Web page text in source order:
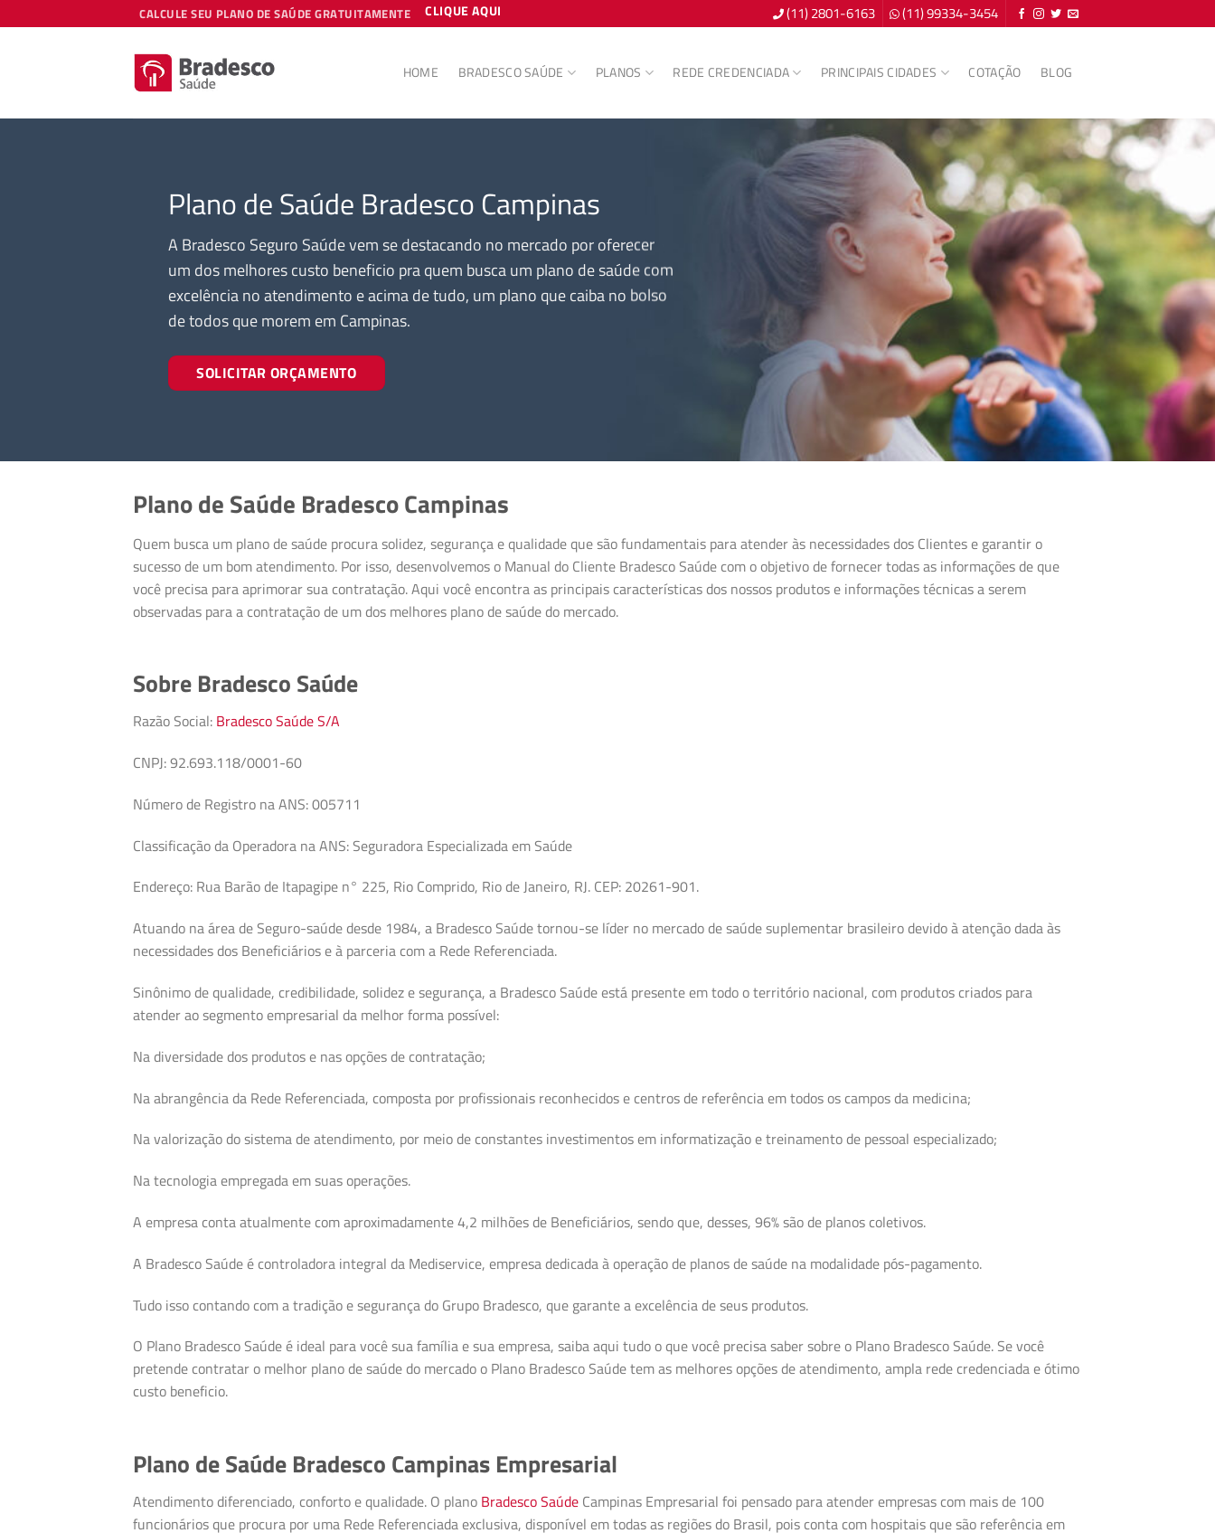
to
CALCULE SEU PLANO DE SAÚDE GRATUITAMENTE CLIQUE AQUI (11) 2801-6163 (11) 99334-3454
HOME BRADESCO SAÚDE PLANOS REDE CREDENCIADA PRINCIPAIS CIDADES COTAÇÃO BLOG
Plano de Saúde Bradesco Campinas
A Bradesco Seguro Saúde vem se destacando no mercado por oferecer
um dos melhores custo beneficio pra quem busca um plano de saúde com
excelência no atendimento e acima de tudo, um plano que caiba no bolso
de todos que morem em Campinas.
SOLICITAR ORÇAMENTO
Plano de Saúde Bradesco Campinas
Quem busca um plano de saúde procura solidez, segurança e qualidade que são fundamentais para atender às necessidades dos Clientes e garantir o
sucesso de um bom atendimento. Por isso, desenvolvemos o Manual do Cliente Bradesco Saúde com o objetivo de fornecer todas as informações de que
você precisa para aprimorar sua contratação. Aqui você encontra as principais características dos nossos produtos e informações técnicas a serem
observadas para a contratação de um dos melhores plano de saúde do mercado.
Sobre Bradesco Saúde
Razão Social: Bradesco Saúde S/A
CNPJ: 92.693.118/0001-60
Número de Registro na ANS: 005711
Classificação da Operadora na ANS: Seguradora Especializada em Saúde
Endereço: Rua Barão de Itapagipe n° 225, Rio Comprido, Rio de Janeiro, RJ. CEP: 20261-901.
Atuando na área de Seguro-saúde desde 1984, a Bradesco Saúde tornou-se líder no mercado de saúde suplementar brasileiro devido à atenção dada às
necessidades dos Beneficiários e à parceria com a Rede Referenciada.
Sinônimo de qualidade, credibilidade, solidez e segurança, a Bradesco Saúde está presente em todo o território nacional, com produtos criados para
atender ao segmento empresarial da melhor forma possível:
Na diversidade dos produtos e nas opções de contratação;
Na abrangência da Rede Referenciada, composta por profissionais reconhecidos e centros de referência em todos os campos da medicina;
Na valorização do sistema de atendimento, por meio de constantes investimentos em informatização e treinamento de pessoal especializado;
Na tecnologia empregada em suas operações.
A empresa conta atualmente com aproximadamente 4,2 milhões de Beneficiários, sendo que, desses, 96% são de planos coletivos.
A Bradesco Saúde é controladora integral da Mediservice, empresa dedicada à operação de planos de saúde na modalidade pós-pagamento.
Tudo isso contando com a tradição e segurança do Grupo Bradesco, que garante a excelência de seus produtos.
O Plano Bradesco Saúde é ideal para você sua família e sua empresa, saiba aqui tudo o que você precisa saber sobre o Plano Bradesco Saúde. Se você
pretende contratar o melhor plano de saúde do mercado o Plano Bradesco Saúde tem as melhores opções de atendimento, ampla rede credenciada e ótimo
custo beneficio.
Plano de Saúde Bradesco Campinas Empresarial
Atendimento diferenciado, conforto e qualidade. O plano Bradesco Saúde Campinas Empresarial foi pensado para atender empresas com mais de 100
funcionários que procura por uma Rede Referenciada exclusiva, disponível em todas as regiões do Brasil, pois conta com hospitais que são referência em